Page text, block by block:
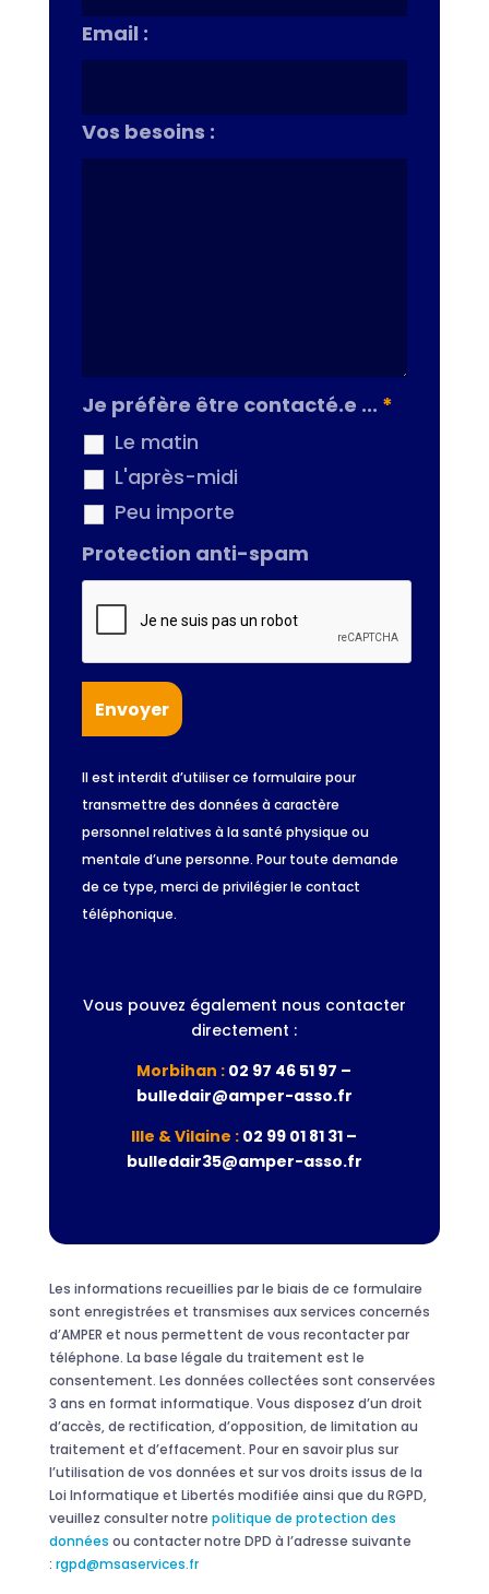
Email :
Vos besoins :
Je préfère être contacté.e ... *
Le matin
L'après-midi
Peu importe
Protection anti-spam
Il est interdit d’utiliser ce formulaire pour
transmettre des données à caractère
personnel relatives à la santé physique ou
mentale d’une personne. Pour toute demande
de ce type, merci de privilégier le contact
téléphonique.
Vous pouvez également nous contacter
directement :
Morbihan : 02 97 46 51 97 –
bulledair@amper-asso.fr
Ille & Vilaine : 02 99 01 81 31 –
bulledair35@amper-asso.fr
Les informations recueillies par le biais de ce formulaire
sont enregistrées et transmises aux services concernés
d’AMPER et nous permettent de vous recontacter par
téléphone. La base légale du traitement est le
consentement. Les données collectées sont conservées
3 ans en format informatique. Vous disposez d’un droit
d’accès, de rectification, d’opposition, de limitation au
traitement et d’effacement. Pour en savoir plus sur
l’utilisation de vos données et sur vos droits issus de la
Loi Informatique et Libertés modifiée ainsi que du RGPD,
veuillez consulter notre politique de protection des
données ou contacter notre DPD à l’adresse suivante
: rgpd@msaservices.fr